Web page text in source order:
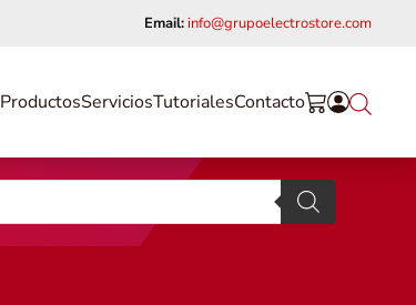
Email:info@grupoelectrostore.com
ProductosServiciosTutorialesContacto